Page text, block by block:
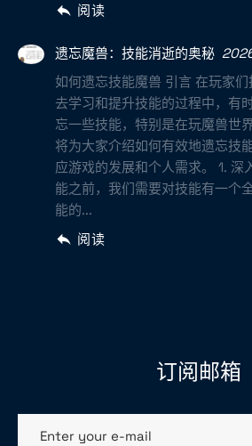
阅读
遗忘魔兽：技能消逝的奥秘
如何遗忘技能魔兽 引言 在玩家
去学习和提升技能的过程中，有
忘一些技能，特别是在玩魔兽世
将为大家介绍如何有效地遗忘技
应游戏的发展和个人需求。 1. 深
能之前，我们需要对技能有一个
能的...
阅读
订阅邮箱
Enter your e-mail